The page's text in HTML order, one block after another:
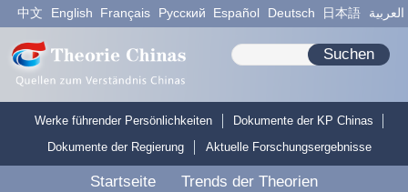
中文 English Français Pусский Español Deutsch 日本語 العربية
Suchen
Werke führender Persönlichkeiten
Dokumente der KP Chinas
Dokumente der Regierung
Aktuelle Forschungsergebnisse
Startseite
Trends der Theorien